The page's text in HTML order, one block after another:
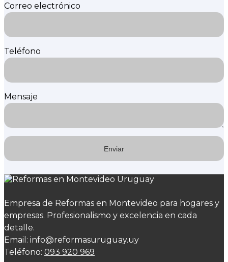
Correo electrónico
Teléfono
Mensaje
Empresa de Reformas en Montevideo para hogares y
empresas. Profesionalismo y excelencia en cada
detalle.
Email: info@reformasuruguay.uy
Teléfono: 093 920 969